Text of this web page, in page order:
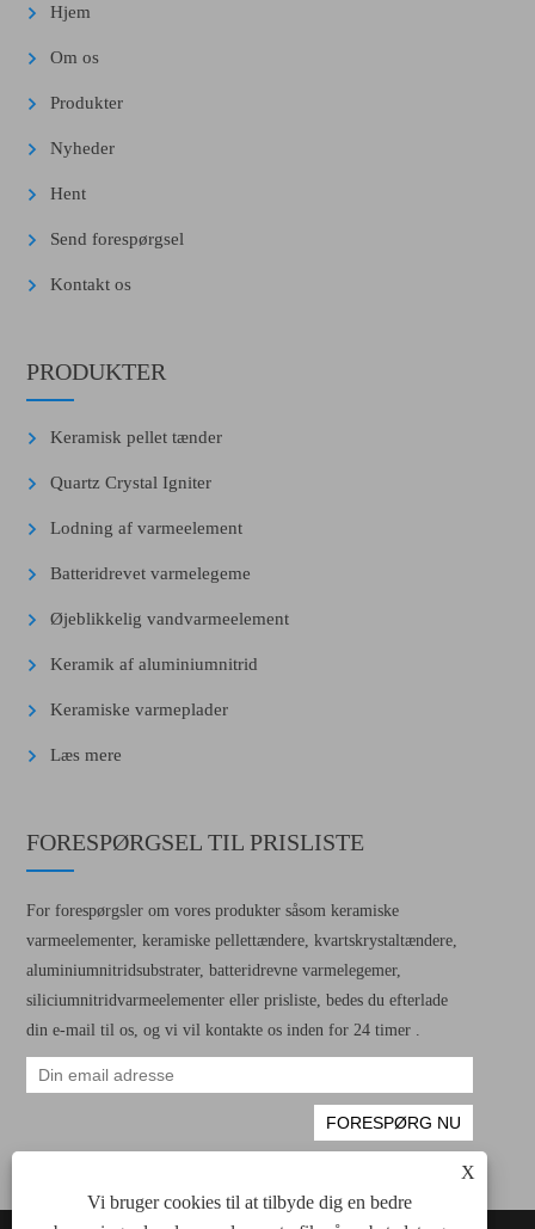
X
Vi bruger cookies til at tilbyde dig en bedre
Hjem
Om os
Produkter
Nyheder
Hent
Send forespørgsel
Kontakt os
PRODUKTER
Keramisk pellet tænder
Quartz Crystal Igniter
Lodning af varmeelement
Batteridrevet varmelegeme
Øjeblikkelig vandvarmeelement
Keramik af aluminiumnitrid
Keramiske varmeplader
Læs mere
FORESPØRGSEL TIL PRISLISTE
For forespørgsler om vores produkter såsom keramiske
varmeelementer, keramiske pellettændere, kvartskrystaltændere,
aluminiumnitridsubstrater, batteridrevne varmelegemer,
siliciumnitridvarmeelementer eller prisliste, bedes du efterlade
din e-mail til os, og vi vil kontakte os inden for 24 timer .